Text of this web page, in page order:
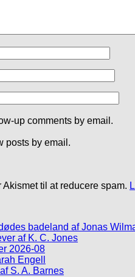
up comments by email.
posts by email.
Akismet til at reducere spam.
badeland af Jonas
af K. C. Jones
2026-08
Engell
S. A. Barnes